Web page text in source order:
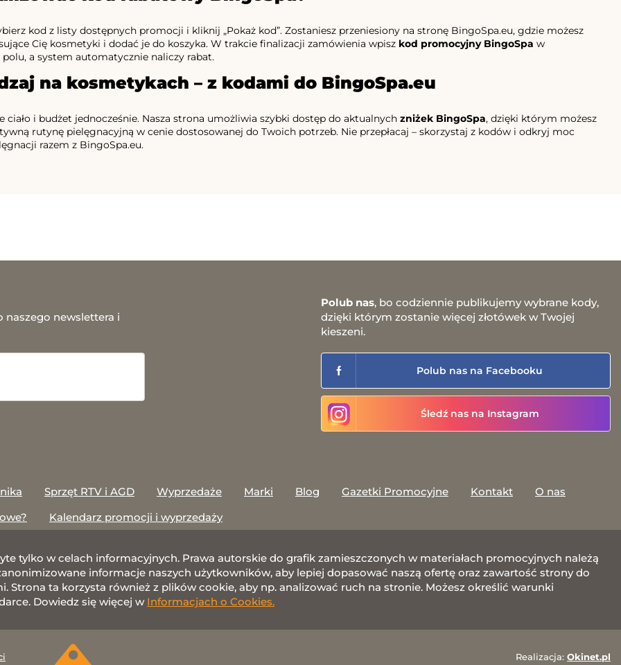
kod z listy dostępnych promocji i kliknij „Pokaż kod”. Zostaniesz przeniesiony na stronę BingoSpa.eu, gdzie możesz
Cię kosmetyki i dodać je do koszyka. W trakcie finalizacji zamówienia wpisz kod promocyjny BingoSpa w
a system automatycznie naliczy rabat.
na kosmetykach – z kodami do BingoSpa.eu
ciało i budżet jednocześnie. Nasza strona umożliwia szybki dostęp do aktualnych zniżek BingoSpa, dzięki którym możesz
rutynę pielęgnacyjną w cenie dostosowanej do Twoich potrzeb. Nie przepłacaj – skorzystaj z kodów i odkryj moc
razem z BingoSpa.eu.
naszego newslettera i
Polub nas, bo codziennie publikujemy wybrane kody,
dzięki którym zostanie więcej złotówek w Twojej
kieszeni.
Polub nas na Facebooku
Śledź nas na Instagram
Sprzęt RTV i AGD Wyprzedaże Marki Blog Gazetki Promocyjne Kontakt
O nas
Kalendarz promocji i wyprzedaży
tylko w celach informacyjnych. Prawa autorskie do grafik zamieszczonych w materiałach promocyjnych należą
informacje naszych użytkowników, aby lepiej dopasować naszą ofertę oraz zawartość strony do
ta korzysta również z plików cookie, aby np. analizować ruch na stronie. Możesz określić warunki
Dowiedz się więcej w Informacjach o Cookies.
Realizacja: Okinet.pl